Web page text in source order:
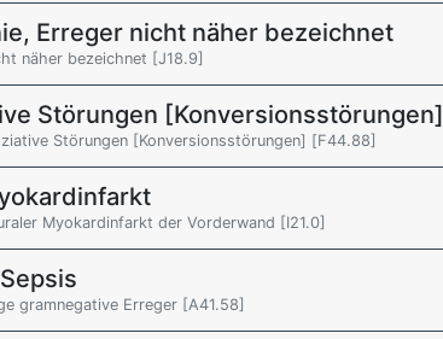
Erreger nicht näher bezeichnet
näher bezeichnet [J18.9]
Störungen [Konversionsstörungen]
Störungen [Konversionsstörungen] [F44.88]
Myokardinfarkt der Vorderwand [I21.0]
gramnegative Erreger [A41.58]